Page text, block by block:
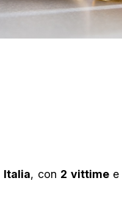
Italia, con 2 vittimee